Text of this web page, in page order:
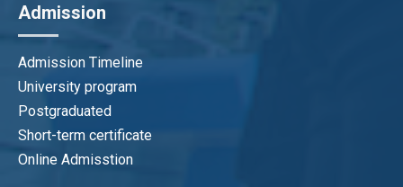
Admission
Admission Timeline
University program
Postgraduated
Short-term certificate
Online Admisstion